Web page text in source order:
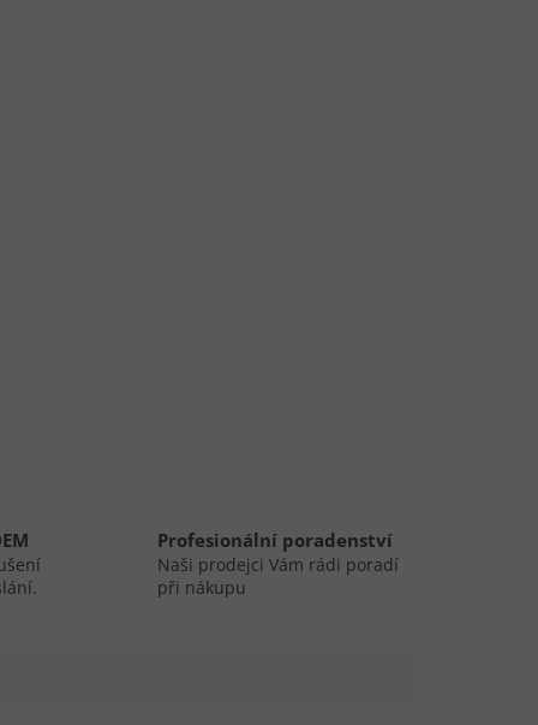
Profesionální poradenství
Naši prodejci Vám rádi poradí
při nákupu